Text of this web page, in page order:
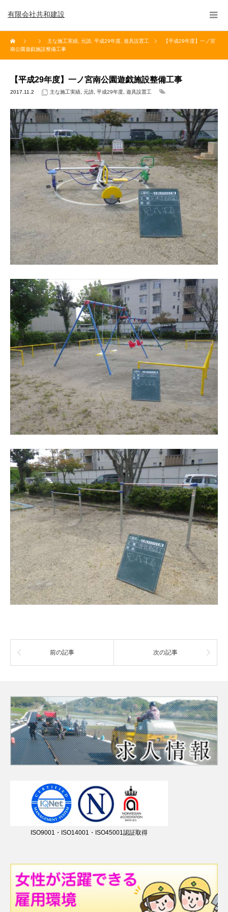
有限会社共和建設
主な施工実績 元請 平成29年度 遊具設置工
【平成29年度】一ノ宮
南公園遊戯施設整備工事
【平成29年度】一ノ宮南公園遊戯施設整備工事
2017.11.2 主な施工実績 元請 平成29年度 遊具設置工
前の記事 次の記事
ISO9001・ISO14001・ISO45001認証取得